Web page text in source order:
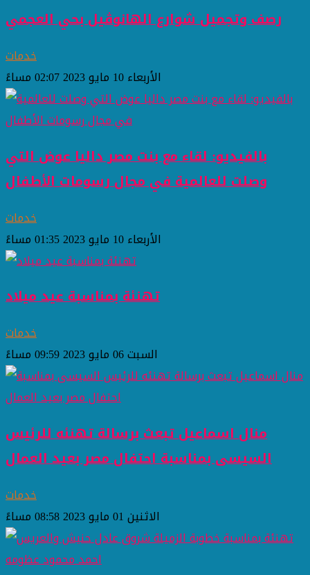
رصف وتجميل شوارع الهانوڤيل بحي العجمي
خدمات
الأربعاء 10 مايو 2023 02:07 مساءً
بالفيديو: لقاء مع بنت مصر داليا عوض التي
وصلت للعالمية في مجال رسومات الأطفال
خدمات
الأربعاء 10 مايو 2023 01:35 مساءً
تهنئة بمناسبة عيد ميلاد
خدمات
السبت 06 مايو 2023 09:59 مساءً
منال اسماعيل تبعث برسالة تهنئه للرئيس
السيسى بمناسبة احتفال مصر بعيد العمال
خدمات
الاثنين 01 مايو 2023 08:58 مساءً